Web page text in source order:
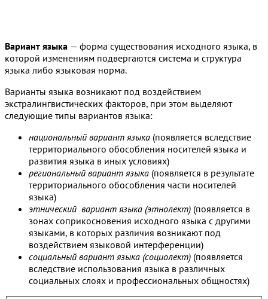
Вариант языка — форма существования исходного языка, в
которой изменениям подвергаются система и структура
языка либо языковая норма.
Варианты языка возникают под воздействием
экстралингвистических факторов, при этом выделяют
следующие типы вариантов языка:
национальный вариант языка (появляется вследствие
территориального обособления носителей языка и
развития языка в иных условиях)
региональный вариант языка (появляется в результате
территориального обособления части носителей
языка)
этнический вариант языка (этнолект) (появляется в
зонах соприкосновения исходного языка с другими
языками, в которых различия возникают под
воздействием языковой интерференции)
социальный вариант языка (социолект) (появляется
вследствие использования языка в различных
социальных слоях и профессиональных общностях)